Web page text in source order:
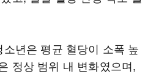
년은 평균 혈당이 소폭 높
정상 범위 내 변화였으며,